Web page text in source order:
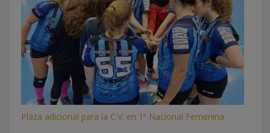
Plaza adicional para la C.V. en 1ª Nacional Femenina